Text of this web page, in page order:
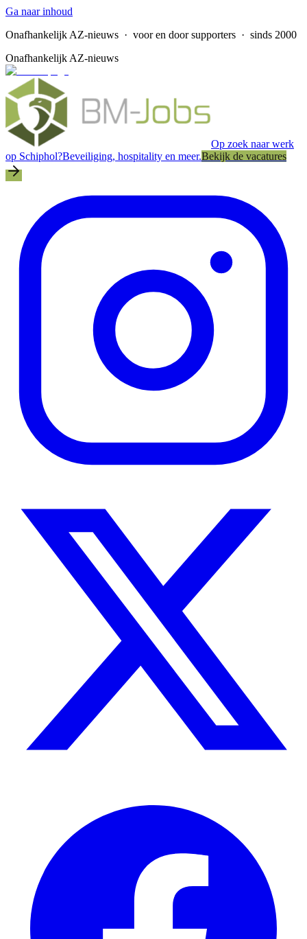
Ga naar inhoud
Onafhankelijk AZ-nieuws · voor en door supporters · sinds 2000
Onafhankelijk AZ-nieuws
Op zoek naar werk
op Schiphol?Beveiliging, hospitality en meer.Bekijk de vacatures